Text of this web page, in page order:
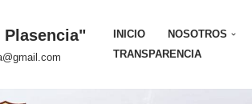
Plasencia" INICIO NOSOTROS
TRANSPARENCIA